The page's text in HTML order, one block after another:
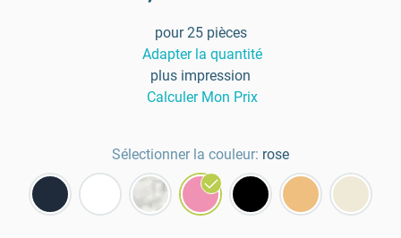
pour 25 pièces
Adapter la quantité
plus impression
Calculer Mon Prix
Sélectionner la couleur: rose